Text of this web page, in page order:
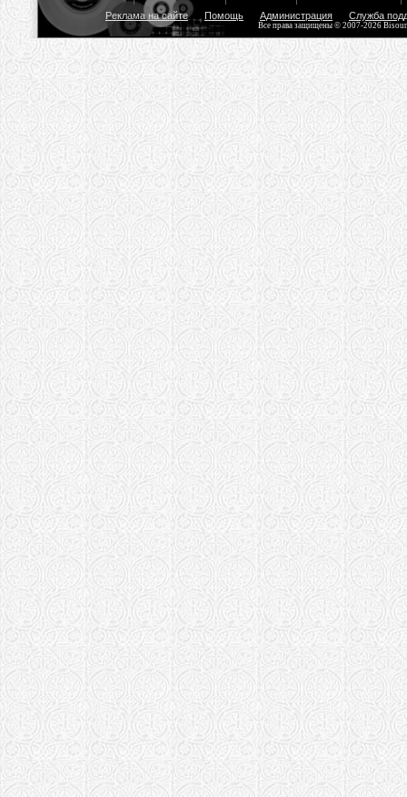
Реклама на сайте Помощь Администрация Служба
Все права защищены © 2007-2026